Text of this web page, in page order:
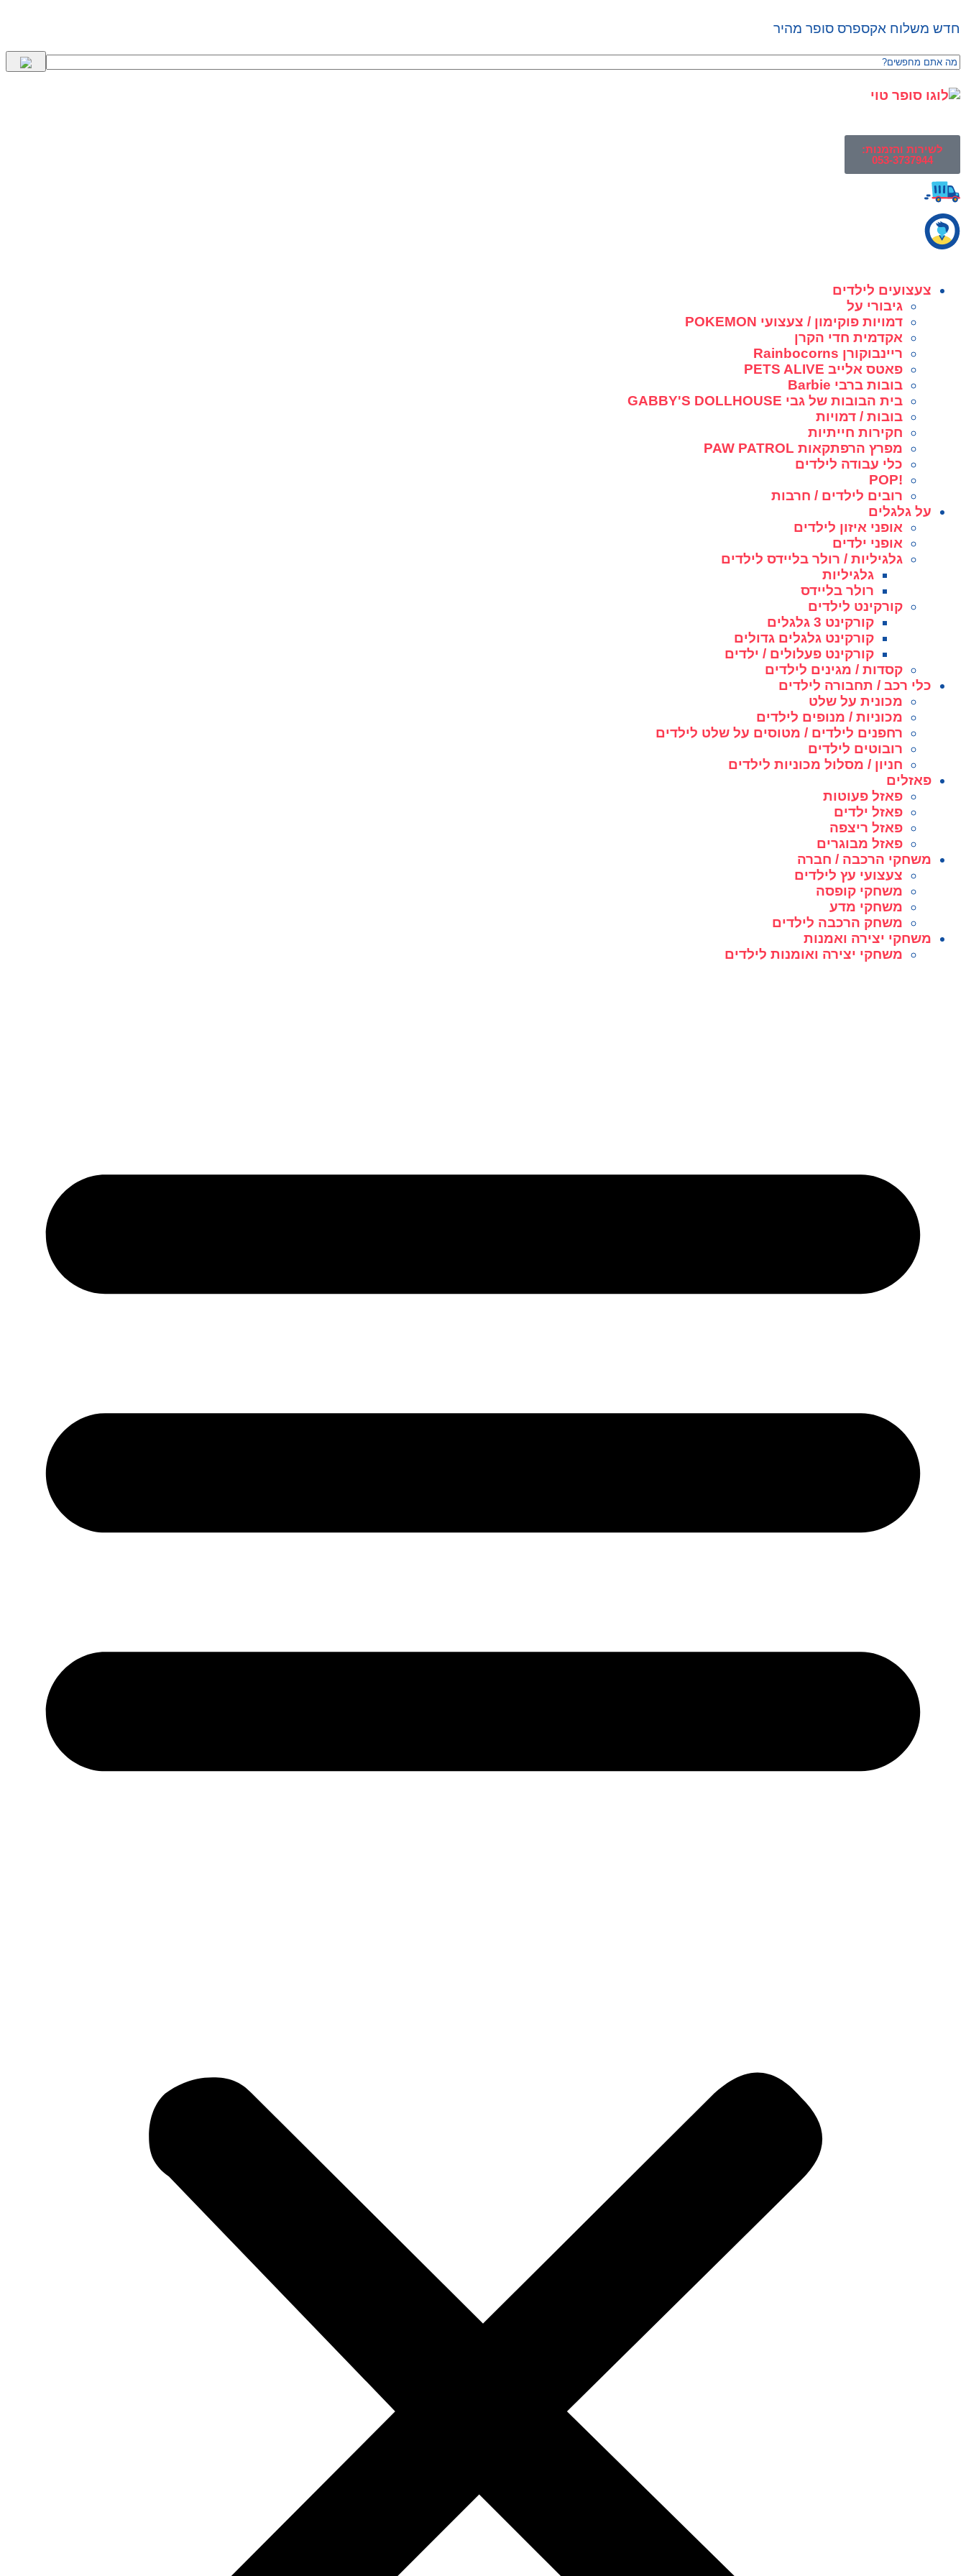
חדש משלוח אקספרס סופר מהיר
לשירות והזמנות:
053-3737944
צעצועים לילדים
גיבורי על
דמויות פוקימון / צעצועי POKEMON
אקדמית חדי הקרן
ריינבוקורן Rainbocorns
פאטס אלייב PETS ALIVE
בובות ברבי Barbie
בית הבובות של גבי GABBY'S DOLLHOUSE
בובות / דמויות
חקירות חייתיות
מפרץ הרפתקאות PAW PATROL
כלי עבודה לילדים
!POP
רובים לילדים / חרבות
על גלגלים
אופני איזון לילדים
אופני ילדים
גלגיליות / רולר בליידס לילדים
גלגיליות
רולר בליידס
קורקינט לילדים
קורקינט 3 גלגלים
קורקינט גלגלים גדולים
קורקינט פעלולים / ילדים
קסדות / מגינים לילדים
כלי רכב / תחבורה לילדים
מכונית על שלט
מכוניות / מנופים לילדים
רחפנים לילדים / מטוסים על שלט לילדים
רובוטים לילדים
חניון / מסלול מכוניות לילדים
פאזלים
פאזל פעוטות
פאזל ילדים
פאזל ריצפה
פאזל מבוגרים
משחקי הרכבה / חברה
צעצועי עץ לילדים
משחקי קופסה
משחקי מדע
משחק הרכבה לילדים
משחקי יצירה ואמנות
משחקי יצירה ואומנות לילדים